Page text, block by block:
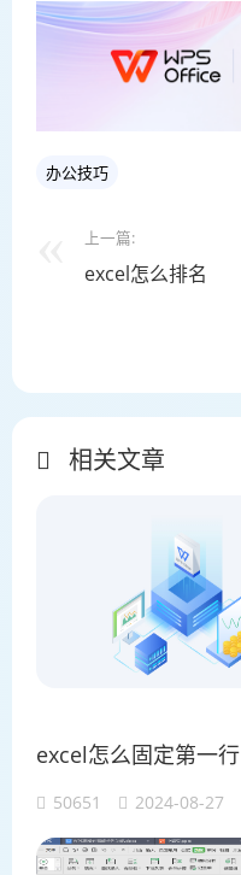
办公技巧
上一篇:
excel怎么排名
相关文章
excel怎么固定第一行
50651 2024-08-27